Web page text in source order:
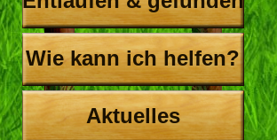
Wie kann ich helfen?
Aktuelles